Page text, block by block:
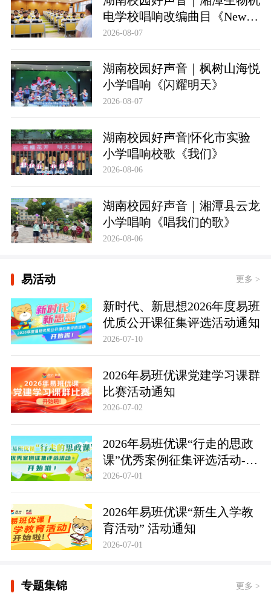
电学校唱响改编曲目《New
School》
2026-08-07
湖南校园好声音｜枫树山海悦
小学唱响《闪耀明天》
2026-08-07
湖南校园好声音|怀化市实验
小学唱响校歌《我们》
2026-08-06
湖南校园好声音｜湘潭县云龙
小学唱响《唱我们的歌》
2026-08-06
易活动 更多 >
新时代、新思想2026年度易班
优质公开课征集评选活动通知
2026-07-10
2026年易班优课党建学习课群
比赛活动通知
2026-07-02
2026年易班优课“行走的思政
课”优秀案例征集评选活动-活
动通知
2026-07-01
2026年易班优课“新生入学教
育活动” 活动通知
2026-07-01
专题集锦 更多 >